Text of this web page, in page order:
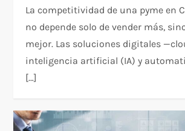
La competitividad de una pyme en
no depende solo de vender más,
mejor. Las soluciones digitales
inteligencia artificial (IA) y
[…]